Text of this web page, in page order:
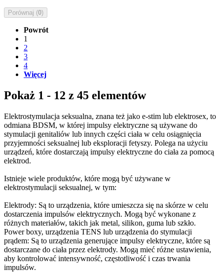
Porównaj (0)
Powrót
1
2
3
4
Więcej
Pokaż 1 - 12 z 45 elementów
Elektrostymulacja seksualna, znana też jako e-stim lub elektrosex, to
odmiana BDSM, w której impulsy elektryczne są używane do
stymulacji genitaliów lub innych części ciała w celu osiągnięcia
przyjemności seksualnej lub eksploracji fetyszy. Polega na użyciu
urządzeń, które dostarczają impulsy elektryczne do ciała za pomocą
elektrod.
Istnieje wiele produktów, które mogą być używane w
elektrostymulacji seksualnej, w tym:
Elektrody: Są to urządzenia, które umieszcza się na skórze w celu
dostarczenia impulsów elektrycznych. Mogą być wykonane z
różnych materiałów, takich jak metal, silikon, guma lub szkło.
Power boxy, urządzenia TENS lub urządzenia do stymulacji
prądem: Są to urządzenia generujące impulsy elektryczne, które są
dostarczane do ciała przez elektrody. Mogą mieć różne ustawienia,
aby kontrolować intensywność, częstotliwość i czas trwania
impulsów.